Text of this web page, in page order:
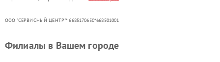
ООО "СЕРВИСНЫЙ ЦЕНТР"* 6685170650*668501001
Филиалы в Вашем городе